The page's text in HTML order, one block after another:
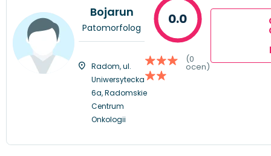
Bojarun
Patomorfolog
Radom, ul.
Uniwersytecka
6a, Radomskie
Centrum
Onkologii
0.0
(0
ocen)